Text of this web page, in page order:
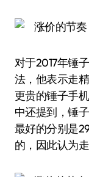
对于2017年锤
法，他表示走
更贵的锤子手
中还提到，锤
最好的分别是
的，因此认为